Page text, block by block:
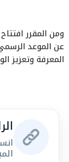
ومن المقرر
عن الموعد
المعرفة وتعزيز